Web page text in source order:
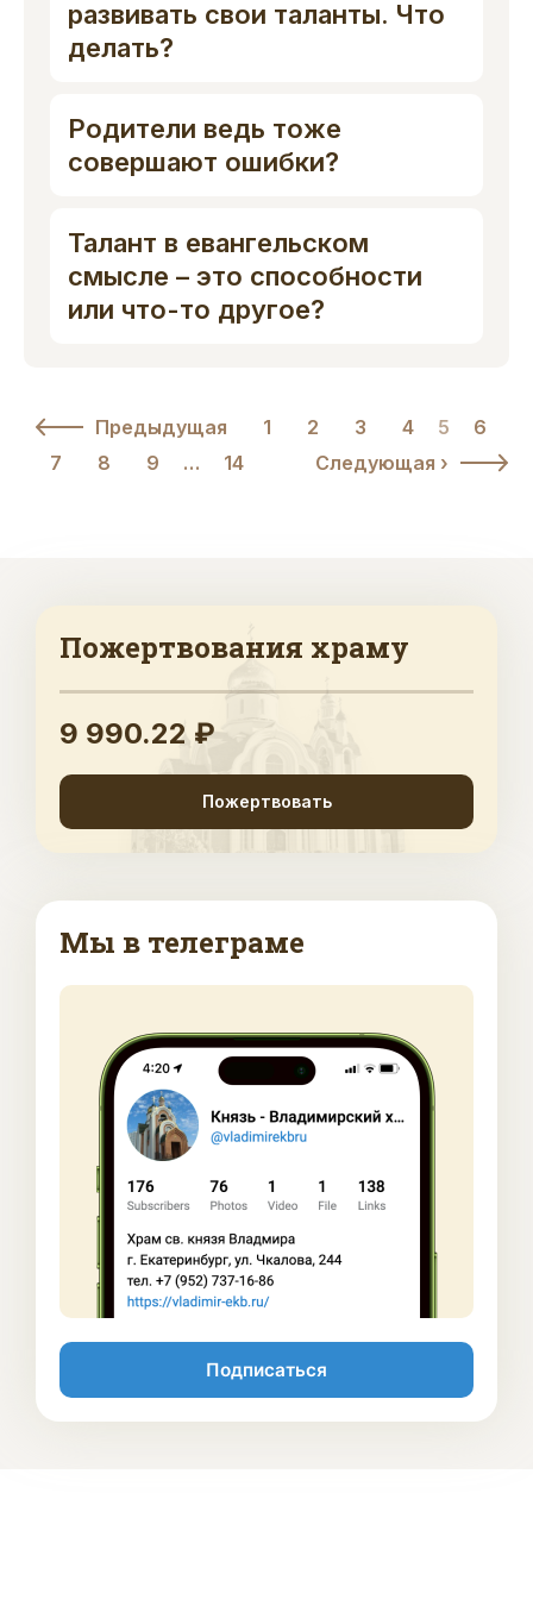
развивать свои таланты. Что
делать?
Родители ведь тоже
совершают ошибки?
Талант в евангельском
смысле – это способности
или что-то другое?
Предыдущая 1 2 3 4 5
6
7
8 9 … 14 Следующая ›
Пожертвования храму
9 990.22 ₽
Пожертвовать
Мы в телеграме
Подписаться